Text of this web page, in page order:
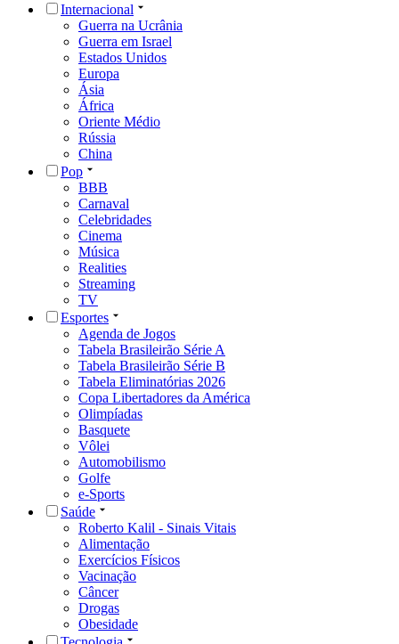
Internacional
Guerra na Ucrânia
Guerra em Israel
Estados Unidos
Europa
Ásia
África
Oriente Médio
Rússia
China
Pop
BBB
Carnaval
Celebridades
Cinema
Música
Realities
Streaming
TV
Esportes
Agenda de Jogos
Tabela Brasileirão Série A
Tabela Brasileirão Série B
Tabela Eliminatórias 2026
Copa Libertadores da América
Olimpíadas
Basquete
Vôlei
Automobilismo
Golfe
e-Sports
Saúde
Roberto Kalil - Sinais Vitais
Alimentação
Exercícios Físicos
Vacinação
Câncer
Drogas
Obesidade